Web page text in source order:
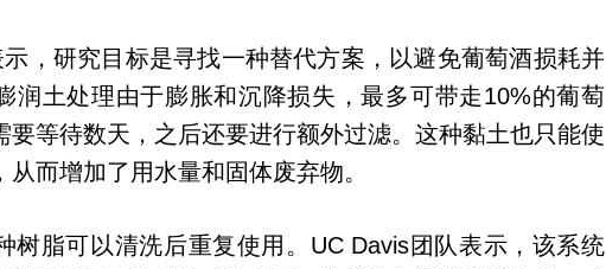
，研究目标是寻找一种替代方案，以避免葡萄酒损耗并
润土处理由于膨胀和沉降损失，最多可带走10%的葡萄
要等待数天，之后还要进行额外过滤。这种黏土也只能使
从而增加了用水量和固体废弃物。
树脂可以清洗后重复使用。UC Davis团队表示，该系统